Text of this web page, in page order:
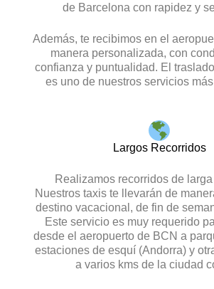
de Barcelona con rapidez y
Además, te recibimos en el
manera personalizada, con
confianza y puntualidad. El
es uno de nuestros servicios
Largos Recorridos
Realizamos recorridos de
Nuestros taxis te llevarán de
destino vacacional, de fin de
Este servicio es muy requerido
desde el aeropuerto de BCN a
estaciones de esquí (Andorra) y
a varios kms de la ciudad